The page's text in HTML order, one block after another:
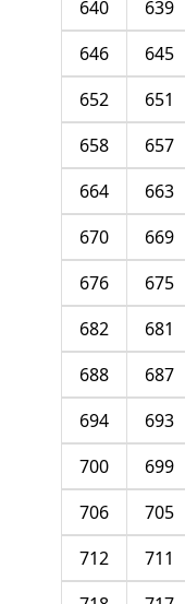
639
640
645
646
651
652
657
658
663
664
669
670
675
676
681
682
687
688
693
694
699
700
705
706
711
712